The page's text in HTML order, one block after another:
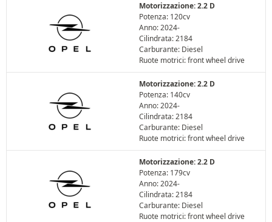
Motorizzazione: 2.2 D
Potenza: 120cv
Anno: 2024-
Cilindrata: 2184
Carburante: Diesel
Ruote motrici: front wheel drive
Motorizzazione: 2.2 D
Potenza: 140cv
Anno: 2024-
Cilindrata: 2184
Carburante: Diesel
Ruote motrici: front wheel drive
Motorizzazione: 2.2 D
Potenza: 179cv
Anno: 2024-
Cilindrata: 2184
Carburante: Diesel
Ruote motrici: front wheel drive